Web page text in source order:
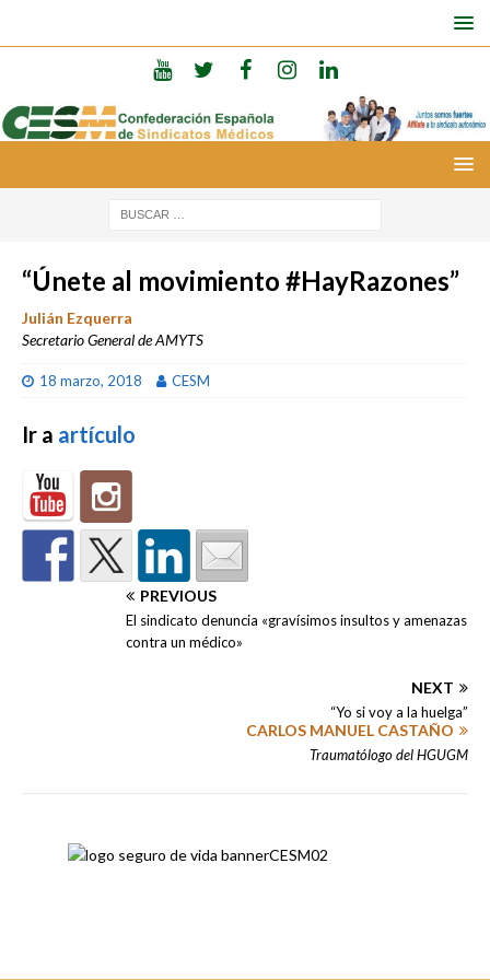
“Únete al movimiento #HayRazones”
Julián Ezquerra
Secretario General de AMYTS
18 marzo, 2018 CESM
Ir a artículo
PREVIOUS
El sindicato denuncia «gravísimos insultos y amenazas
contra un médico»
NEXT
“Yo si voy a la huelga”
CARLOS MANUEL CASTAÑO
Traumatólogo del HGUGM